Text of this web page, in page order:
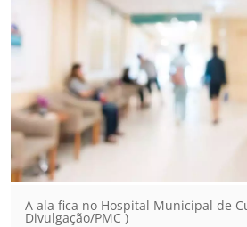
A ala fica no Hospital Municipal de
Divulgação/PMC )